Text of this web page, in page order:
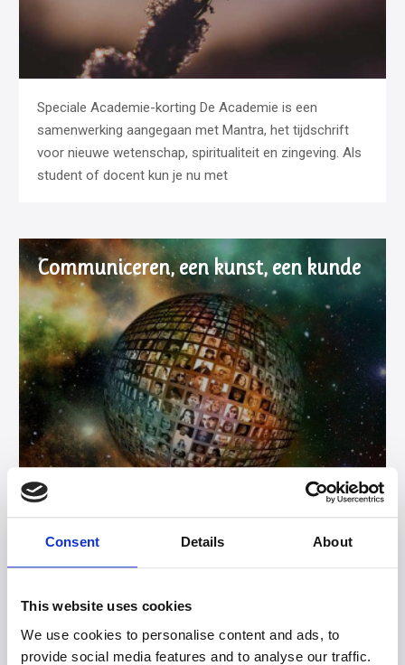
Consent Details About
This website uses cookies
We use cookies to personalise content and ads, to
provide social media features and to analyse our traffic.
Speciale Academie-korting De Academie is een
samenwerking aangegaan met Mantra, het tijdschrift
voor nieuwe wetenschap, spiritualiteit en zingeving. Als
student of docent kun je nu met
Communiceren, een kunst, een kunde
We doen het de hele dag door op allerlei verschillende
manieren: communiceren. Maar échte communicatie is
een levenskunst.